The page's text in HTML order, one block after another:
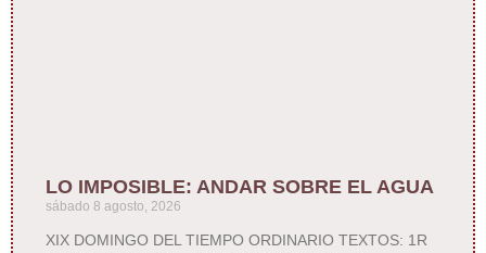
LO IMPOSIBLE: ANDAR SOBRE EL AGUA
sábado 8 agosto, 2026
XIX DOMINGO DEL TIEMPO ORDINARIO TEXTOS: 1R